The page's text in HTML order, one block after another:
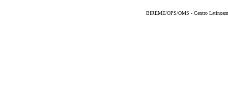
BIREME/OPS/OMS - Centro